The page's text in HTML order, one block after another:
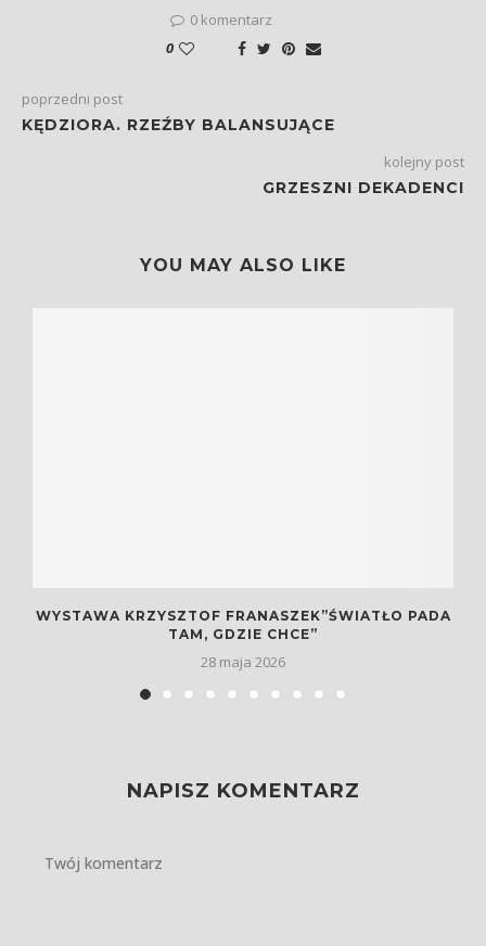
0 komentarz
0
poprzedni post
KĘDZIORA. RZEŹBY BALANSUJĄCE
kolejny post
GRZESZNI DEKADENCI
YOU MAY ALSO LIKE
WYSTAWA KRZYSZTOF FRANASZEK”ŚWIATŁO PADA
TAM, GDZIE CHCE”
28 maja 2026
NAPISZ KOMENTARZ